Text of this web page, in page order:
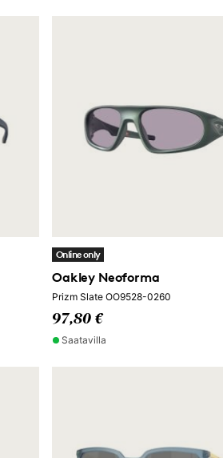
Online only
Oakley Neoforma
Prizm Slate OO9528-0260
97,80 €
Saatavilla